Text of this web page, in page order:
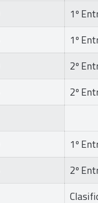
1º
1º
2º
2º
1º
2º